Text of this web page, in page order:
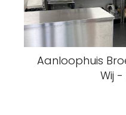
Aanloophuis
Wij